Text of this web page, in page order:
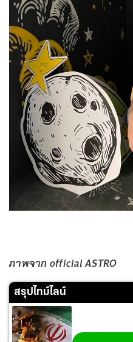
ภาพจาก official ASTRO
สรุปไทม์ไลน์